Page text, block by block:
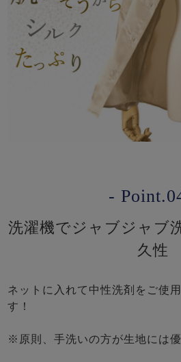
-
洗濯機でジャブジャブ
久性
ネットに入れて中性洗剤をご使
す！
※原則、手洗いの方が生地には